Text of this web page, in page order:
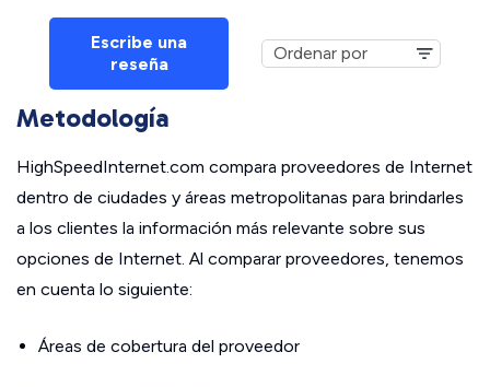
Escribe una
reseña
Metodología
HighSpeedInternet.com compara proveedores de Internet
dentro de ciudades y áreas metropolitanas para brindarles
a los clientes la información más relevante sobre sus
opciones de Internet. Al comparar proveedores, tenemos
en cuenta lo siguiente:
Áreas de cobertura del proveedor